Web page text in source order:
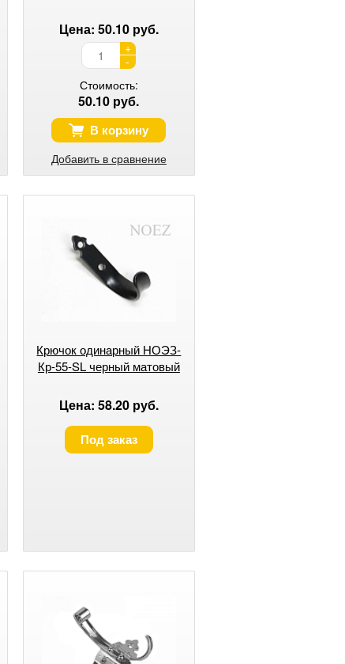
Цена: 50.10 руб.
+
-
Стоимость:
50.10 руб.
В корзину
Добавить в сравнение
Крючок одинарный НОЭЗ-
Кр-55-SL черный матовый
Цена: 58.20 руб.
Под заказ